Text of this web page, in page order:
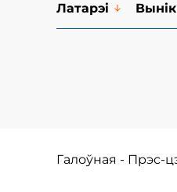
Латарэi
Галоўная - Прэс-